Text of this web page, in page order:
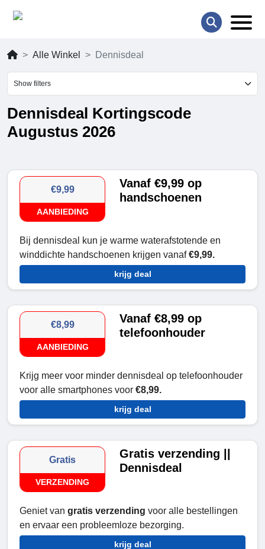
Alle Winkel Dennisdeal
Show filters
Dennisdeal Kortingscode
Augustus 2026
€9,99
AANBIEDING
Vanaf €9,99 op
handschoenen
Bij dennisdeal kun je warme waterafstotende en
winddichte handschoenen krijgen vanaf€9,99.
krijg deal
€8,99
AANBIEDING
Vanaf €8,99 op
telefoonhouder
Krijg meer voor minder dennisdeal op telefoonhouder
voor alle smartphones voor €8,99.
krijg deal
Gratis
VERZENDING
Gratis verzending ||
Dennisdeal
Geniet van gratis verzending voor alle bestellingen
en ervaar een probleemloze bezorging.
krijg deal